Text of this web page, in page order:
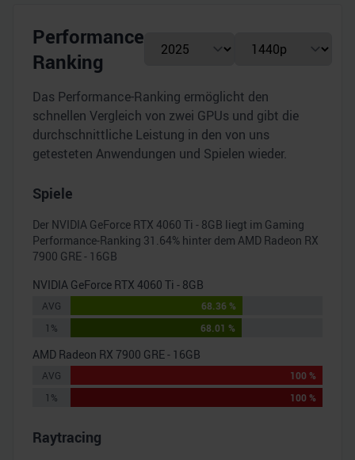
Performance
Ranking
Das Performance-Ranking ermöglicht den
schnellen Vergleich von zwei GPUs und gibt die
durchschnittliche Leistung in den von uns
getesteten Anwendungen und Spielen wieder.
Spiele
Der NVIDIA GeForce RTX 4060 Ti - 8GB liegt im Gaming
Performance-Ranking 31.64% hinter dem AMD Radeon RX
7900 GRE - 16GB
NVIDIA GeForce RTX 4060 Ti - 8GB
AVG
68.36 %
1%
68.01 %
AMD Radeon RX 7900 GRE - 16GB
AVG
100 %
1%
100 %
Raytracing